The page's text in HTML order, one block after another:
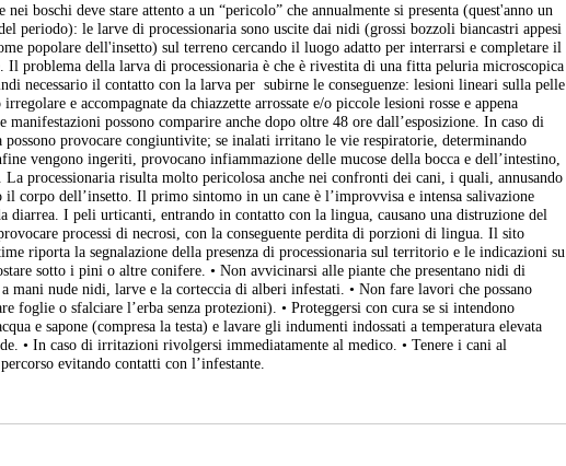
boschi deve stare attento a un “pericolo” che annualmente si presenta (quest'anno un
periodo): le larve di processionaria sono uscite dai nidi (grossi bozzoli biancastri appesi
popolare dell'insetto) sul terreno cercando il luogo adatto per interrarsi e completare il
Il problema della larva di processionaria è che è rivestita di una fitta peluria microscopica
necessario il contatto con la larva per subirne le conseguenze: lesioni lineari sulla pelle
e accompagnate da chiazzette arrossate e/o piccole lesioni rosse e appena
possono comparire anche dopo oltre 48 ore dall’esposizione. In caso di
provocare congiuntivite; se inalati irritano le vie respiratorie, determinando
vengono ingeriti, provocano infiammazione delle mucose della bocca e dell’intestino,
processionaria risulta molto pericolosa anche nei confronti dei cani, i quali, annusando
corpo dell’insetto. Il primo sintomo in un cane è l’improvvisa e intensa salivazione
diarrea. I peli urticanti, entrando in contatto con la lingua, causano una distruzione del
processi di necrosi, con la conseguente perdita di porzioni di lingua. Il sito
riporta la segnalazione della presenza di processionaria sul territorio e le indicazioni su
sotto i pini o altre conifere. • Non avvicinarsi alle piante che presentano nidi di
mani nude nidi, larve e la corteccia di alberi infestati. • Non fare lavori che possano
foglie o sfalciare l’erba senza protezioni). • Proteggersi con cura se si intendono
e sapone (compresa la testa) e lavare gli indumenti indossati a temperatura elevata
• In caso di irritazioni rivolgersi immediatamente al medico. • Tenere i cani al
evitando contatti con l’infestante.